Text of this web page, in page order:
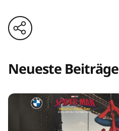
Neueste Beiträge